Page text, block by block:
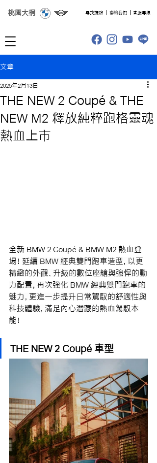
桃園大桐 ​尋找據點 聯絡我們 客服專線
文章
THE NEW 2 Coupé & THE
NEW M2 釋放純粹跑格靈魂
熱血上市
2025年2月13日
全新 BMW 2 Coupé & BMW M2 熱血登
場！ 延續 BMW 經典雙門跑車造型，以更
精緻的外觀、升級的數位座艙與強悍的動
力配置，再次強化 BMW 經典雙門跑車的
魅力，更進一步提升日常駕馭的舒適性與
科技體驗， 滿足內心潛藏的熱血駕馭本
能！
THE NEW 2 Coupé 車型